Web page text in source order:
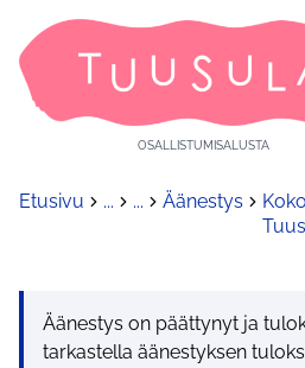
OSALLISTUMISALUSTA
Etusivu ... ... Äänestys
Koko
Äänestys on päättynyt ja
tarkastella äänestyksen